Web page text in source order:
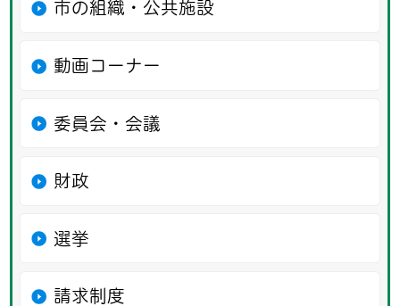
市の組織・公共施設
動画コーナー
委員会・会議
財政
選挙
請求制度